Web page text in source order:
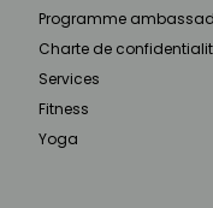
Programme
Charte de
Services
Fitness
Yoga